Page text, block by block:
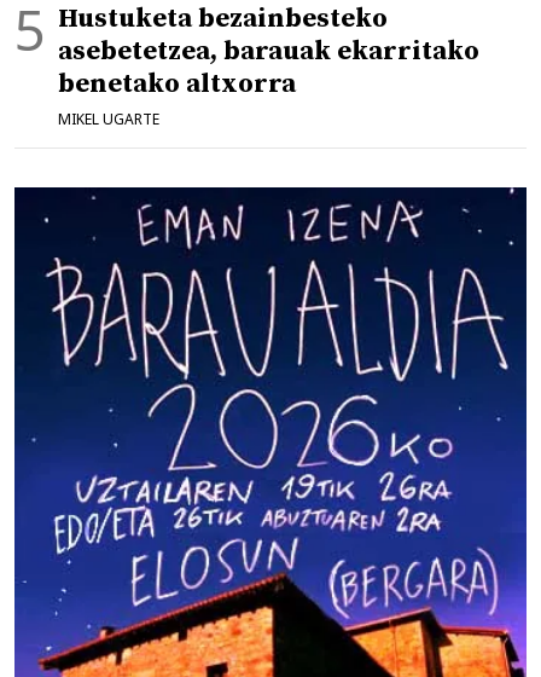
Hustuketa bezainbesteko
asebetetzea, barauak ekarritako
benetako altxorra
MIKEL UGARTE